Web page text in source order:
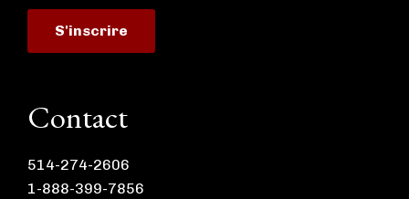
Contact
514-274-2606
1-888-399-7856